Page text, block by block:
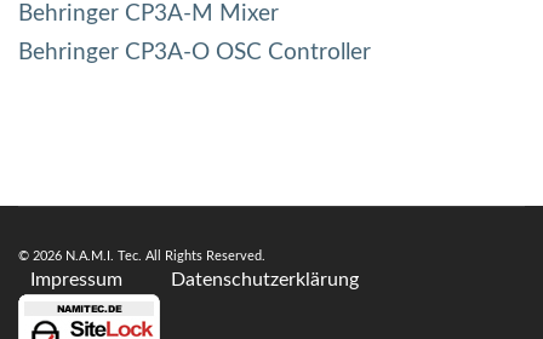
Behringer CP3A-M Mixer
Behringer CP3A-O OSC Controller
© 2026 N.A.M.I. Tec. All Rights Reserved.
Impressum Datenschutzerklärung